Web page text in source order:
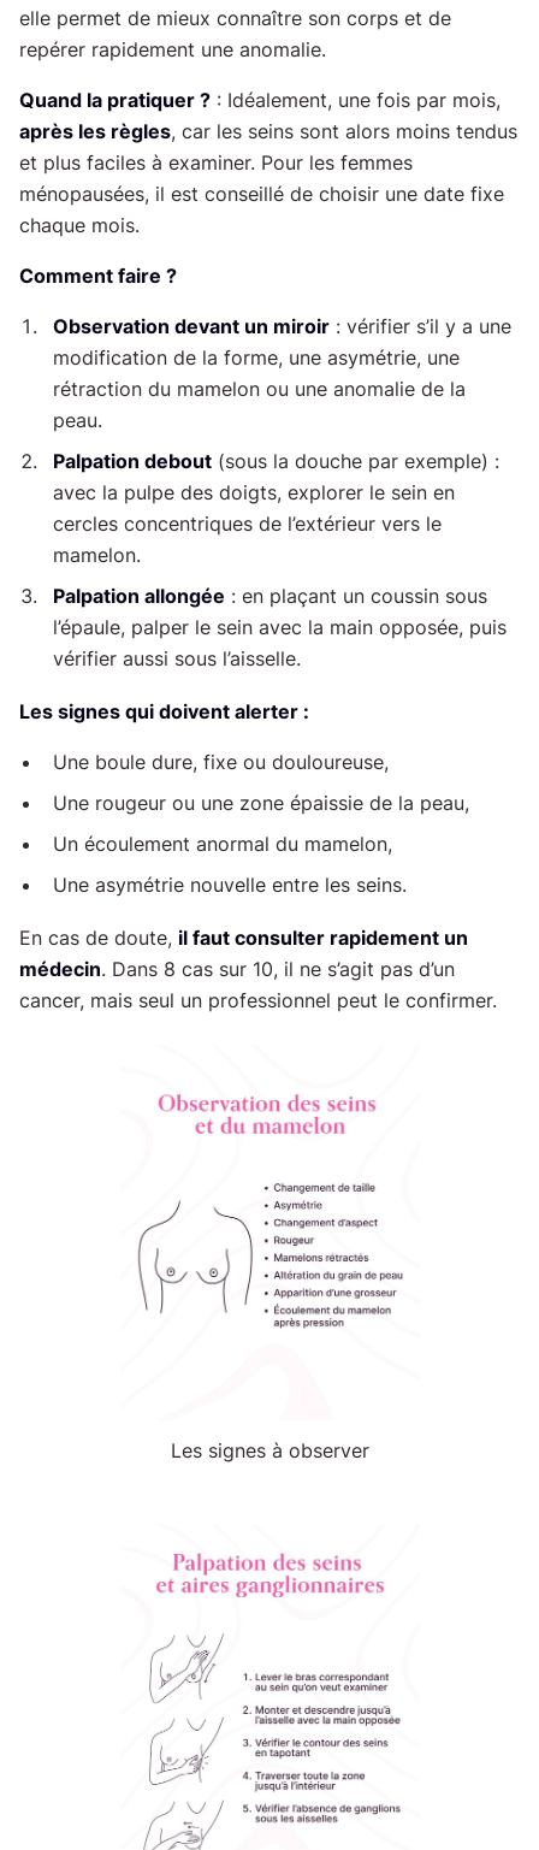
elle permet de mieux connaître son corps et de
repérer rapidement une anomalie.
Quand la pratiquer ? : Idéalement, une fois par mois,
après les règles, car les seins sont alors moins tendus
et plus faciles à examiner. Pour les femmes
ménopausées, il est conseillé de choisir une date fixe
chaque mois.
Comment faire ?
Observation devant un miroir : vérifier s’il y a une
modification de la forme, une asymétrie, une
rétraction du mamelon ou une anomalie de la
peau.
Palpation debout (sous la douche par exemple) :
avec la pulpe des doigts, explorer le sein en
cercles concentriques de l’extérieur vers le
mamelon.
Palpation allongée : en plaçant un coussin sous
l’épaule, palper le sein avec la main opposée, puis
vérifier aussi sous l’aisselle.
Les signes qui doivent alerter :
Une boule dure, fixe ou douloureuse,
Une rougeur ou une zone épaissie de la peau,
Un écoulement anormal du mamelon,
Une asymétrie nouvelle entre les seins.
En cas de doute, il faut consulter rapidement un
médecin. Dans 8 cas sur 10, il ne s’agit pas d’un
cancer, mais seul un professionnel peut le confirmer.
Les signes à observer